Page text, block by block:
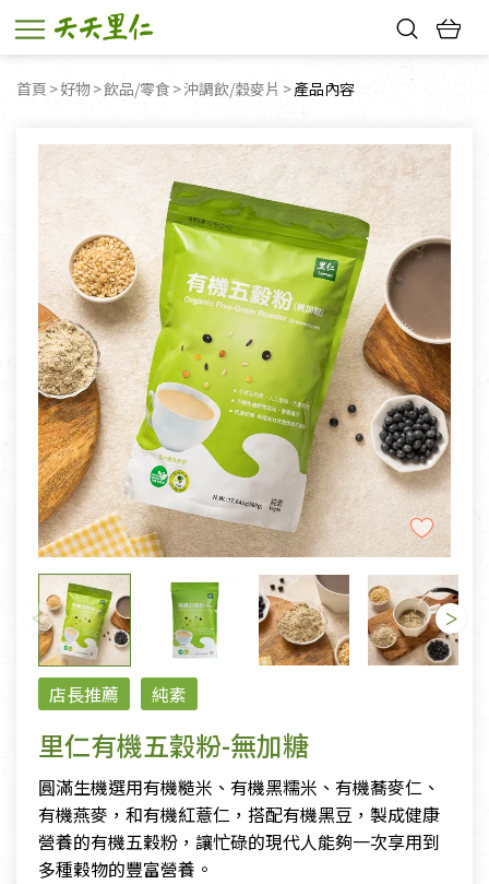
首頁 好物 飲品/零食 沖調飲/穀麥片 目前頁面：
產品內容
店長推薦 純素
里仁有機五穀粉-無加糖
圓滿生機選用有機糙米、有機黑糯米、有機蕎麥仁、
有機燕麥，和有機紅薏仁，搭配有機黑豆，製成健康
營養的有機五穀粉，讓忙碌的現代人能夠一次享用到
多種穀物的豐富營養。